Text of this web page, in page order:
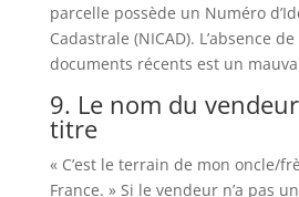
parcelle possède un Numéro
Cadastrale (NICAD). L’absence
documents récents est un
9. Le nom du
titre
« C’est le terrain de mon oncle/
France. » Si le vendeur n’a pas